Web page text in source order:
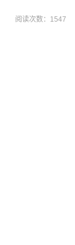
阅读次数： 1547